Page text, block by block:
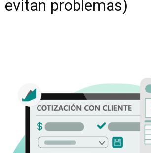
evitan problemas)